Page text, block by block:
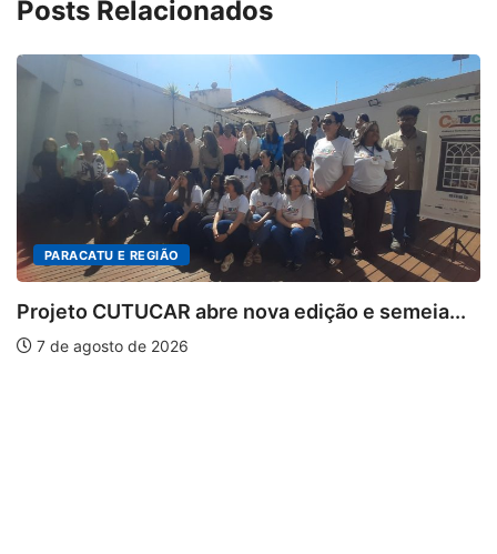
Posts Relacionados
PARACATU E REGIÃO
Projeto CUTUCAR abre nova edição e semeia...
7 de agosto de 2026